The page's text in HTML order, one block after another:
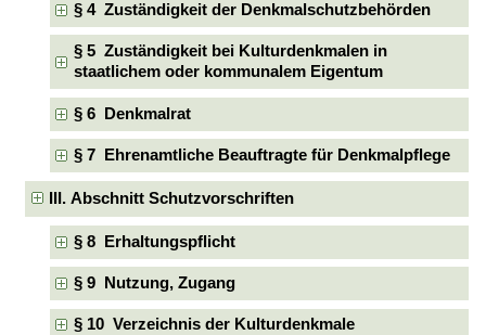
§ 4 Zuständigkeit der Denkmalschutzbehörden
§ 5 Zuständigkeit bei Kulturdenkmalen in
staatlichem oder kommunalem Eigentum
§ 6 Denkmalrat
§ 7 Ehrenamtliche Beauftragte für Denkmalpflege
III. Abschnitt Schutzvorschriften
§ 8 Erhaltungspflicht
§ 9 Nutzung, Zugang
§ 10 Verzeichnis der Kulturdenkmale